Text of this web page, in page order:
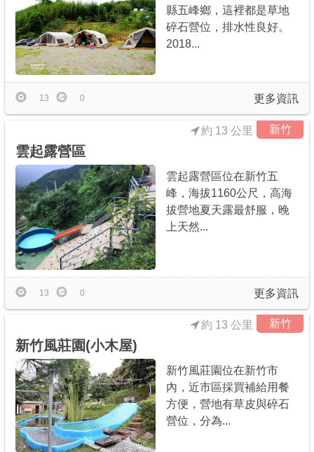
縣五峰鄉，這裡都是草地
碎石營位，排水性良好。
2018...
更多資訊
13 0
新竹
雲起露營區
約 13 公里
雲起露營區位在新竹五
峰，海拔1160公尺，高海
拔營地夏天露最舒服，晚
上天然...
更多資訊
13 0
新竹
新竹風莊園(小木屋)
約 13 公里
新竹風莊園位在新竹市
內，近市區採買補給用餐
方便，營地有草皮與碎石
營位，分為...